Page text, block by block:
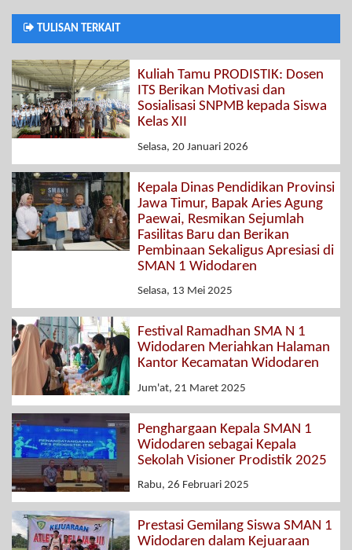
TULISAN TERKAIT
Kuliah Tamu PRODISTIK: Dosen
ITS Berikan Motivasi dan
Sosialisasi SNPMB kepada Siswa
Kelas XII
Selasa, 20 Januari 2026
Kepala Dinas Pendidikan Provinsi
Jawa Timur, Bapak Aries Agung
Paewai, Resmikan Sejumlah
Fasilitas Baru dan Berikan
Pembinaan Sekaligus Apresiasi di
SMAN 1 Widodaren
Selasa, 13 Mei 2025
Festival Ramadhan SMA N 1
Widodaren Meriahkan Halaman
Kantor Kecamatan Widodaren
Jum'at, 21 Maret 2025
Penghargaan Kepala SMAN 1
Widodaren sebagai Kepala
Sekolah Visioner Prodistik 2025
Rabu, 26 Februari 2025
Prestasi Gemilang Siswa SMAN 1
Widodaren dalam Kejuaraan